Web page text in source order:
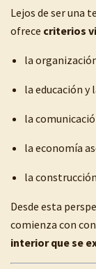
Lejos de ser una
ofrece criterios
la
la educación
la
la economía
la
Desde esta
comienza con
interior que se